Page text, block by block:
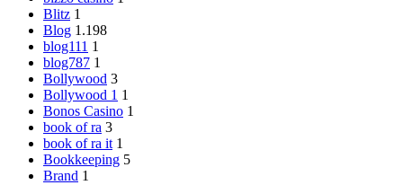
Blitz 1
Blog 1.198
blog111 1
blog787 1
Bollywood 3
Bollywood 1 1
Bonos Casino 1
book of ra 3
book of ra it 1
Bookkeeping 5
Brand 1